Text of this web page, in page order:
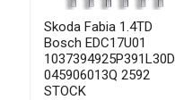
Skoda Fabia 1.4TD
Bosch EDC17U01
1037394925P391L30D
045906013Q 2592
STOCK